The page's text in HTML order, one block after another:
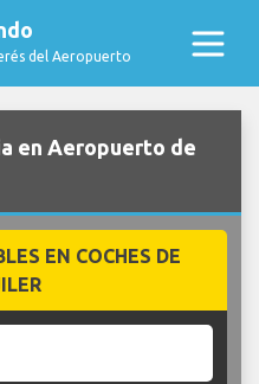
del Aeropuerto
en Aeropuerto de
EN COCHES DE